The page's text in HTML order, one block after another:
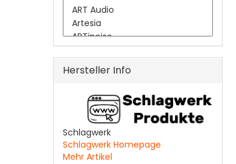
Hersteller Info
Schlagwerk
Schlagwerk Homepage
Mehr Artikel